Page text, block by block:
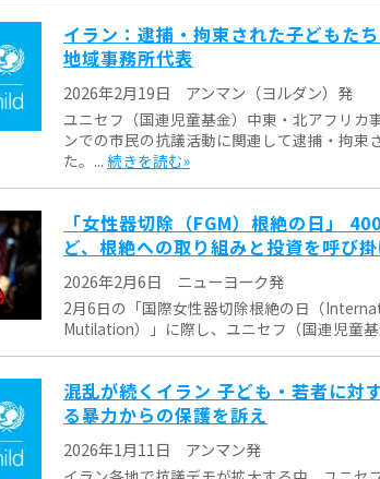
イラン：逮捕・拘束された子ども
地域事務所代表
2026年2月19日 アンマン（ヨルダン）発
ユニセフ（国連児童基金）中東・北アフリカ
ンでの市民の抗議活動に関連して逮捕・拘
た。... 続きを読む»
「女性器切除（FGM）根絶の日」
ど、根絶への取り組みと投資を呼び
2026年2月6日 ニューヨーク発
2月6日の「国際女性器切除根絶の日（
Mutilation）」に際し、ユニセフ（国連児童基
混乱が続くイラン 子ども・若者に対
る暴力からの保護を訴え
2026年1月11日 アンマン発